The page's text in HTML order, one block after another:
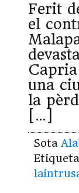
Ferit
el
una
la
[…]
Sota